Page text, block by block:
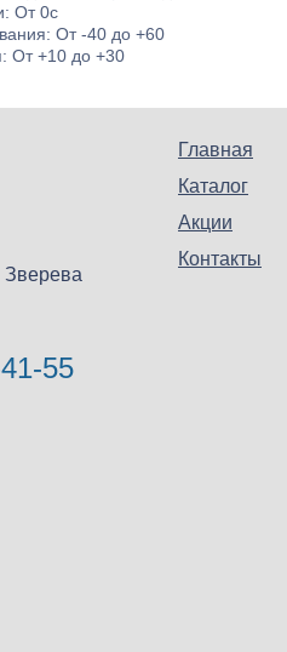
От 0с
От -40 до +60
От +10 до +30
Главная
Каталог
Акции
Контакты
Зверева
55